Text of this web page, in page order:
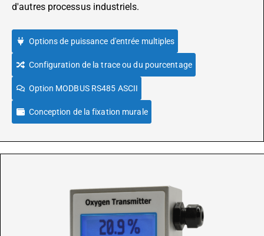
d'autres processus industriels.
Options de puissance d'entrée multiples
Configuration de la trace ou du pourcentage
Option MODBUS RS485 ASCII
Conception de la fixation murale